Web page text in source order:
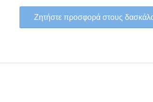
Ζητήστε προσφορά στους